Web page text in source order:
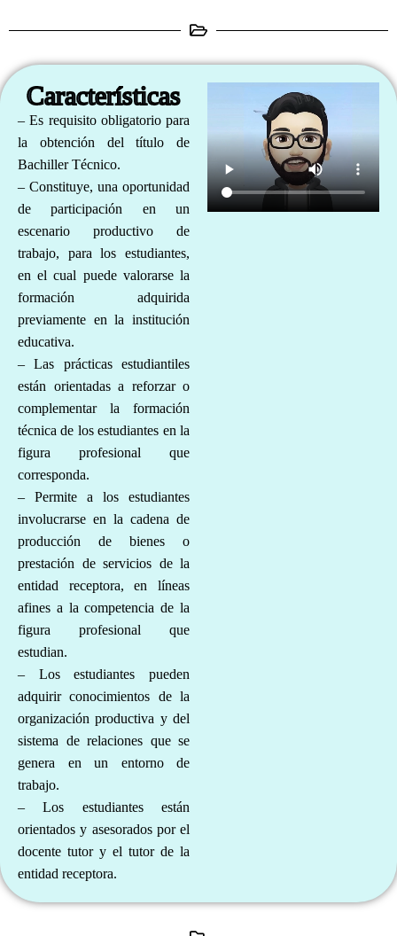
Características
– Es requisito obligatorio para
la obtención del título de
Bachiller Técnico.
– Constituye, una oportunidad
de participación en un
escenario productivo de
trabajo, para los estudiantes,
en el cual puede valorarse la
formación adquirida
previamente en la institución
educativa.
– Las prácticas estudiantiles
están orientadas a reforzar o
complementar la formación
técnica de los estudiantes en la
figura profesional que
corresponda.
– Permite a los estudiantes
involucrarse en la cadena de
producción de bienes o
prestación de servicios de la
entidad receptora, en líneas
afines a la competencia de la
figura profesional que
estudian.
– Los estudiantes pueden
adquirir conocimientos de la
organización productiva y del
sistema de relaciones que se
genera en un entorno de
trabajo.
– Los estudiantes están
orientados y asesorados por el
docente tutor y el tutor de la
entidad receptora.